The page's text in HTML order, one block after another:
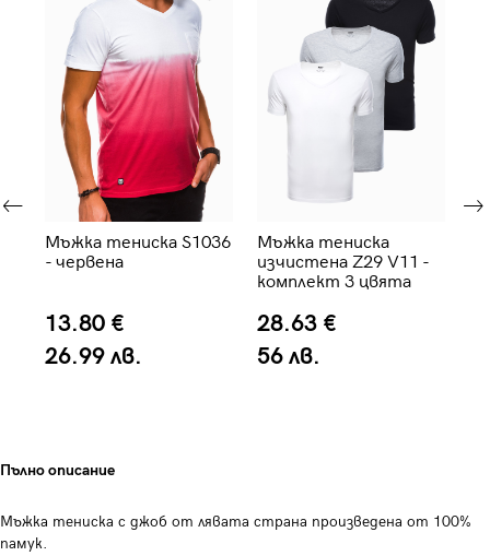
Мъжка тениска S1036
- червена
13.80 €
26.99 лв.
Мъжка тениска
изчистена Z29 V11 -
комплект 3 цвята
28.63 €
56 лв.
Пълно описание
Мъжка тениска с джоб от лявата страна произведена от 100%
памук.